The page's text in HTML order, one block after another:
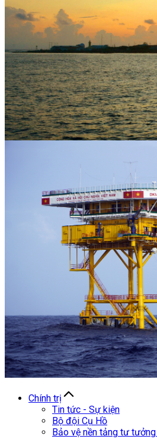
Chính trị
Tin tức - Sự kiện
Bộ đội Cụ Hồ
Bảo vệ nền tảng tư